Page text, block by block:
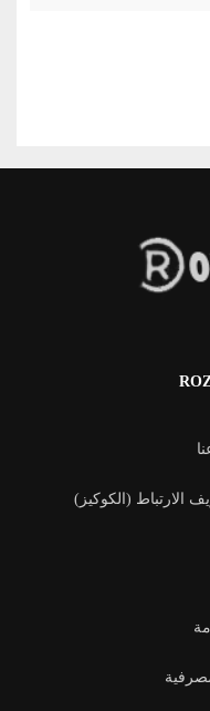
الارتباط (الكوكيز)